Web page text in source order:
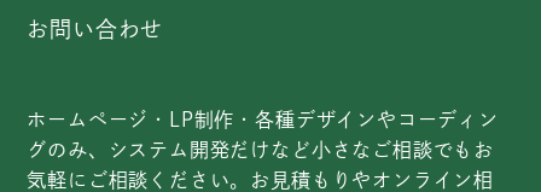
お問い合わせ
ホームページ・LP制作・各種デザインやコーディン
グのみ、システム開発だけなど小さなご相談でもお
気軽にご相談ください。お見積もりやオンライン相